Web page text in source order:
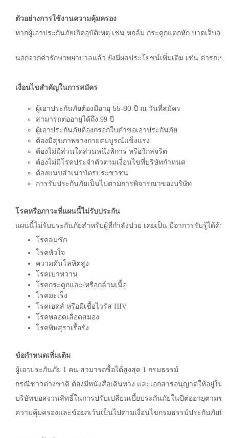
ตัวอย่างการใช้งานความคุ้มครอง
หากผู้เอาประกันภัยเกิดอุบัติเหตุ เช่น หกล้ม กระดูกแตกหัก บาดเจ็บจ
นอกจากค่ารักษาพยาบาลแล้ว ยังมีผลประโยชน์เพิ่มเติม เช่น ค่ารถเ
เงื่อนไขสำคัญในการสมัคร
ผู้เอาประกันภัยต้องมีอายุ 55-80 ปี ณ วันที่สมัคร
สามารถต่ออายุได้ถึง 99 ปี
ผู้เอาประกันภัยต้องกรอกใบคำขอเอาประกันภัย
ต้องมีสุขภาพร่างกายสมบูรณ์แข็งแรง
ต้องไม่มีส่วนใดส่วนหนึ่งพิการ หรือวิกลจริต
ต้องไม่มีโรคประจำตัวตามเงื่อนไขที่บริษัทกำหนด
ต้องแนบสำเนาบัตรประชาชน
การรับประกันภัยเป็นไปตามการพิจารณาของบริษัท
โรคหรือภาวะที่แผนนี้ไม่รับประกัน
แผนนี้ไม่รับประกันภัยสำหรับผู้ที่กำลังป่วย เคยเป็น มีอาการรับรู้ได้ด้ว
โรคลมชัก
โรคหัวใจ
ความดันโลหิตสูง
โรคเบาหวาน
โรคกระดูกและ/หรือกล้ามเนื้อ
โรคมะเร็ง
โรคเอดส์ หรือมีเชื้อไวรัส HIV
โรคหลอดเลือดสมอง
โรคพิษสุราเรื้อรัง
ข้อกำหนดเพิ่มเติม
ผู้เอาประกันภัย 1 คน สามารถซื้อได้สูงสุด 1 กรมธรรม์
กรณีชาวต่างชาติ ต้องมีหนังสือเดินทาง และเอกสารอนุญาตให้อยู่ในป
บริษัทขอสงวนสิทธิ์ในการปรับเปลี่ยนเบี้ยประกันภัยในปีต่ออายุตามช่
ความคุ้มครองและข้อยกเว้นเป็นไปตามเงื่อนไขกรมธรรม์ประกันภัยที่